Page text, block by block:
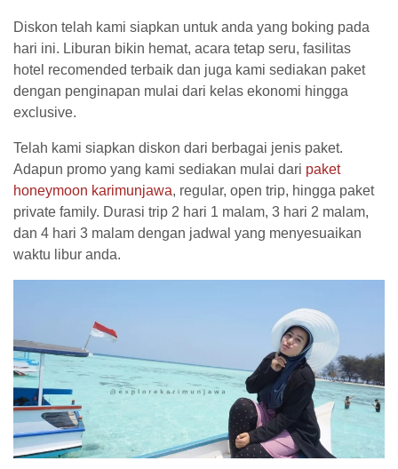
Diskon telah kami siapkan untuk anda yang boking pada
hari ini. Liburan bikin hemat, acara tetap seru, fasilitas
hotel recomended terbaik dan juga kami sediakan paket
dengan penginapan mulai dari kelas ekonomi hingga
exclusive.
Telah kami siapkan diskon dari berbagai jenis paket.
Adapun promo yang kami sediakan mulai dari paket
honeymoon karimunjawa, regular, open trip, hingga paket
private family. Durasi trip 2 hari 1 malam, 3 hari 2 malam,
dan 4 hari 3 malam dengan jadwal yang menyesuaikan
waktu libur anda.